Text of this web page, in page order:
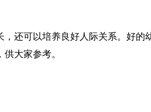
还可以培养良好人际关系。好的
大家参考。